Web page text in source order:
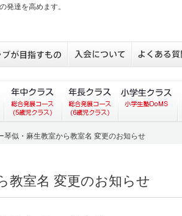
発達を高めます。
こどもクラブが目指すもの
入会について
琴似・麻生教室から教室名 変更のお知らせ
教室名 変更のお知らせ